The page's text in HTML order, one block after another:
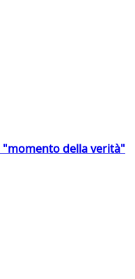
"momento della verità"